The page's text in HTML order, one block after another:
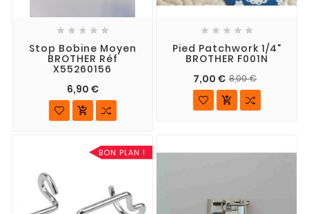
    
Stop Bobine Moyen
BROTHER Réf
X55260156
6,90 €

    
Pied Patchwork 1/4"
BROTHER F001N
7,00 € 8,00 €

BON PLAN !